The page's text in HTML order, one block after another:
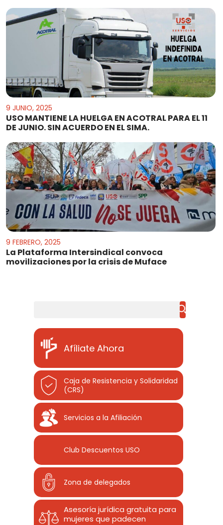
9 JUNIO, 2025
USO MANTIENE LA HUELGA EN ACOTRAL PARA EL 11
DE JUNIO. SIN ACUERDO EN EL SIMA.
9 FEBRERO, 2025
La Plataforma Intersindical convoca
movilizaciones por la crisis de Muface
Afíliate Ahora
Caja de Resistencia y Solidaridad
(CRS)
Servicios a la Afiliación
Club Descuentos USO
Zona de delegados
Asesoría jurídica gratuita para
mujeres que padecen